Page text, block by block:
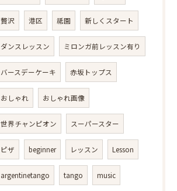
贅沢 港区 祗園 新しくスタート
ダンスレッスン ミロンガ前レッスン有り
バースデーケーキ 赤坂トップス
おしゃれ おしゃれ画像
世界チャンピオン スーパースター
ピザ beginner レッスン Lesson
argentinetango tango music